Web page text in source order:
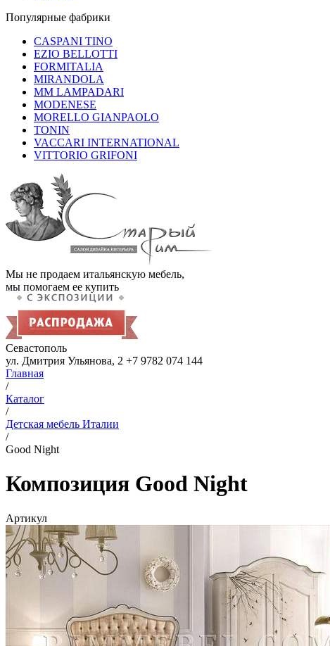
Популярные фабрики
CASPANI TINO
EZIO BELLOTTI
FORMITALIA
MIRANDOLA
MM LAMPADARI
MODENESE
MORELLO GIANPAOLO
TONIN
VACCARI INTERNATIONAL
VITTORIO GRIFONI
Мы не продаем итальянскую мебель,
мы помогаем ее купить
Севастополь
ул. Дмитрия Ульянова, 2 +7 9782 074 144
Главная
/
Каталог
/
Детская мебель Италии
/
Good Night
Композиция Good Night
Артикул